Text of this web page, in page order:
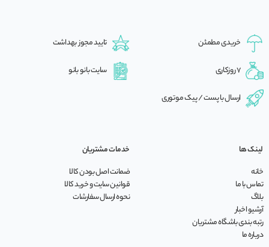
خریدی مطمئن تایید مجوز بهداشت
7 روزکاری سایت بانو بانو
ارسال با پست / پیک موتوری
لینک ها
خانه
تماس با ما
بلاگ
آرشیو اخبار
رتبه بندی باشگاه مشتریان
درباره ما
خدمات مشتریان
ضمانت اصل بودن کالا
قوانین سایت و خرید کالا
نحوه ارسال سفارشات